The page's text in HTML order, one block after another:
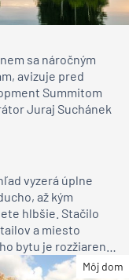
sa náročným
avizuje pred
Summitom
Juraj Suchánek
vyzerá úplne
až kým
hlbšie. Stačilo
a miesto
bytu je rozžiarené
pre rodinu
Môj dom